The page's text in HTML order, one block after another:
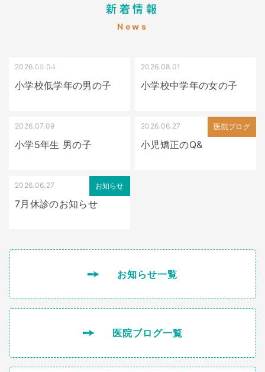
新着情報
News
受け口（しゃくれている）
2026.08.04
小学校低学年の男の子
2026.08.01
小学校中学年の女の子
2026.07.09
小学5年生 男の子
医院ブログ
2026.06.27
小児矯正のQ&
お知らせ
2026.06.27
7月休診のお知らせ
お知らせ一覧
医院ブログ一覧